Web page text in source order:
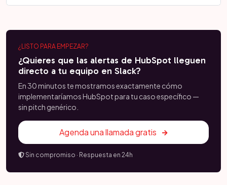
¿LISTO PARA EMPEZAR?
¿Quieres que las alertas de HubSpot lleguen
directo a tu equipo en Slack?
En 30 minutos te mostramos exactamente cómo
implementaríamos HubSpot para tu caso específico —
sin pitch genérico.
Agenda una llamada gratis
Sin compromiso · Respuesta en 24h